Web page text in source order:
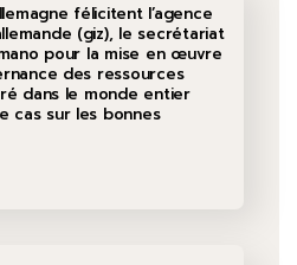
félicitent l’agence
(giz), le secrétariat
pour la mise en œuvre
des ressources
dans le monde entier
cas sur les bonnes